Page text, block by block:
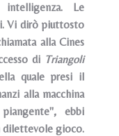
Le
Vi dirò piuttosto
alla Cines
di Triangoli
quale presi il
alla macchina
ebbi
dilettevole gioco.